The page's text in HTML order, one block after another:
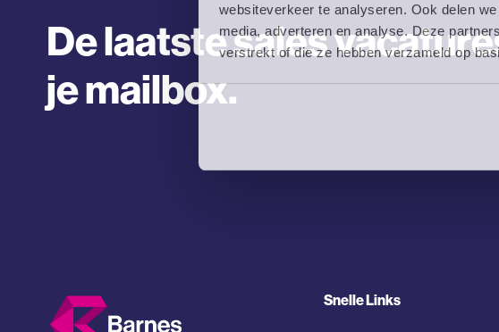
websiteverkeer te analyseren. Ook delen
media, adverteren en analyse. Deze
verstrekt of die ze hebben verzameld op
De laatste sales
je mailbox.
Snelle Links